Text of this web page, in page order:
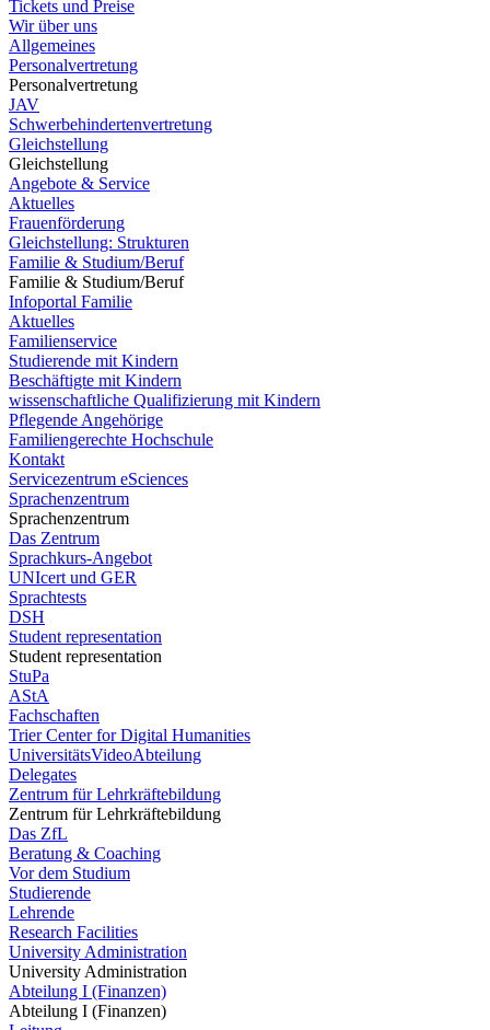
Tickets und Preise
Wir über uns
Allgemeines
Personalvertretung
Personalvertretung
JAV
Schwerbehindertenvertretung
Gleichstellung
Gleichstellung
Angebote & Service
Aktuelles
Frauenförderung
Gleichstellung: Strukturen
Familie & Studium/Beruf
Familie & Studium/Beruf
Infoportal Familie
Aktuelles
Familienservice
Studierende mit Kindern
Beschäftigte mit Kindern
wissenschaftliche Qualifizierung mit Kindern
Pflegende Angehörige
Familiengerechte Hochschule
Kontakt
Servicezentrum eSciences
Sprachenzentrum
Sprachenzentrum
Das Zentrum
Sprachkurs-Angebot
UNIcert und GER
Sprachtests
DSH
Student representation
Student representation
StuPa
AStA
Fachschaften
Trier Center for Digital Humanities
UniversitätsVideoAbteilung
Delegates
Zentrum für Lehrkräftebildung
Zentrum für Lehrkräftebildung
Das ZfL
Beratung & Coaching
Vor dem Studium
Studierende
Lehrende
Research Facilities
University Administration
University Administration
Abteilung I (Finanzen)
Abteilung I (Finanzen)